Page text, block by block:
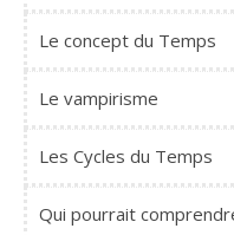
Le concept du Temps
Le vampirisme
Les Cycles du Temps
Qui pourrait